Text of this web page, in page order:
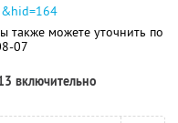
можете уточнить по
07
включительно